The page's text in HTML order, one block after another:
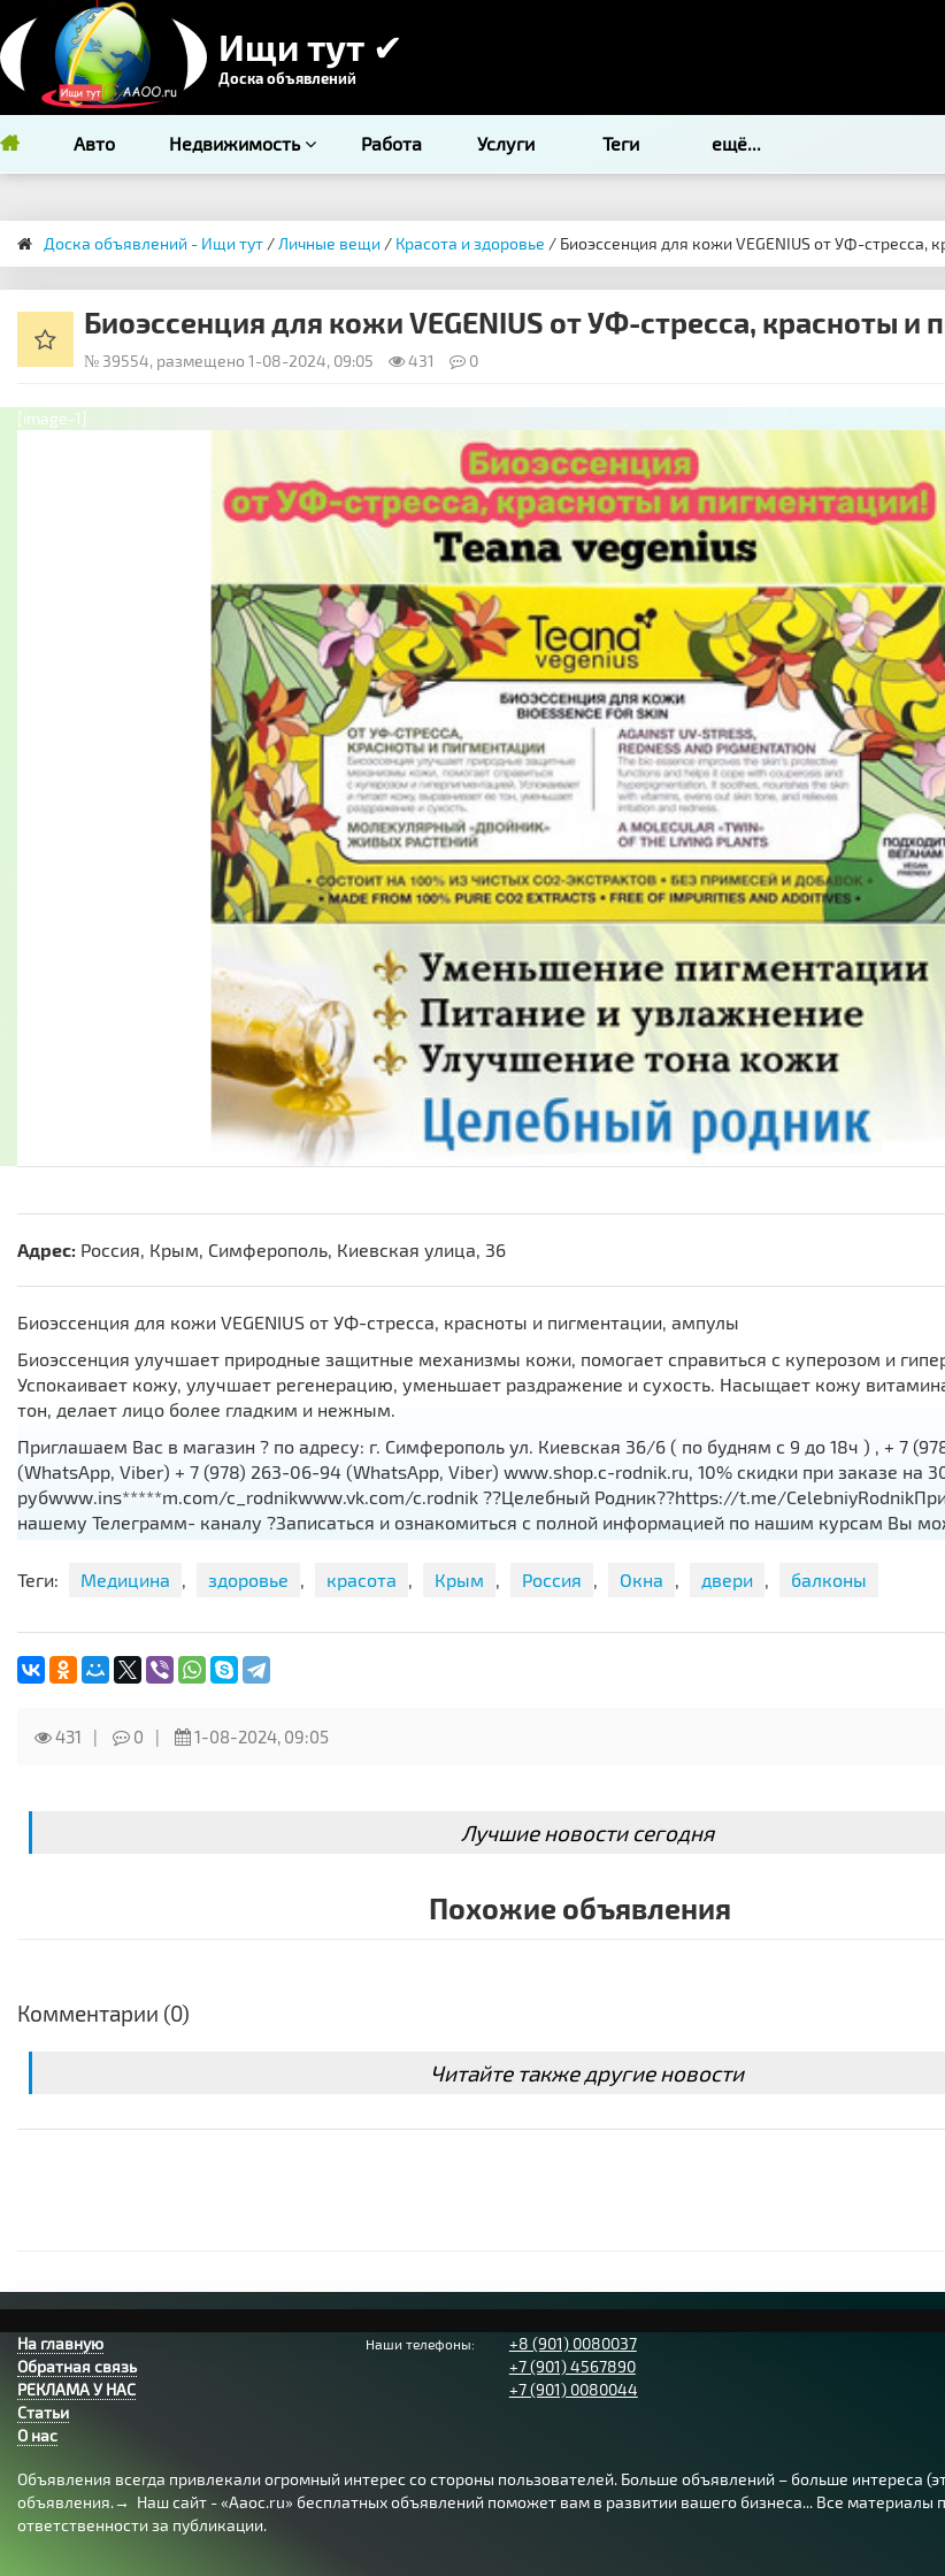
Ищи тут ✔
Доска объявлений
Авто Недвижимость Работа Услуги Теги ещё...
Доска объявлений - Ищи тут /Личные вещи / Красота и здоровье / Биоэссенция для кожи VEGENIUS от УФ-стресса,
Биоэссенция для кожи VEGENIUS от УФ-стресса, красноты
№ 39554, размещено 1-08-2024, 09:05 431 0
[image-1]
Адрес: Россия, Крым, Симферополь, Киевская улица, 36
Биоэссенция для кожи VEGENIUS от УФ-стресса, красноты и пигментации, ампулы
Биоэссенция улучшает природные защитные механизмы кожи, помогает справиться с куперозом и
Успокаивает кожу, улучшает регенерацию, уменьшает раздражение и сухость. Насыщает кожу
тон, делает лицо более гладким и нежным.
Приглашаем Вас в магазин ?️ по адресу: г. Симферополь ул. Киевская 36/6 ( по будням с 9 до 18ч ) , + 7
(WhatsApp, Viber) + 7 (978) 263-06-94 (WhatsApp, Viber) www.shop.c-rodnik.ru, 10% скидки при заказе на
рубwww.ins*****m.com/c_rodnikwww.vk.com/c.rodnik ??Целебный Родник??https://t.me/
нашему Телеграмм- каналу ?Записаться и ознакомиться с полной информацией по нашим курсам Вы
терминала транспортной компании. Удачного дня ?
Теги: Медицина , здоровье , красота , Крым , Россия , Окна , двери , балконы
431 0 1-08-2024, 09:05
Лучшие новости сегодня
Похожие объявления
Комментарии (0)
Читайте также другие новости
На главную
Обратная связь
РЕКЛАМА У НАС
Статьи
О нас
Наши телефоны:
+8 (901) 0080037
+7 (901) 4567890
+7 (901) 0080044
Объявления всегда привлекали огромный интерес со стороны пользователей. Больше объявлений – больше интереса
объявления.→ Наш сайт - «Aaoc.ru» бесплатных объявлений поможет вам в развитии вашего бизнеса... Все материалы
ответственности за публикации.